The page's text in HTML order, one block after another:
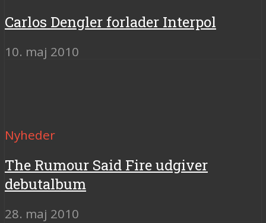
Carlos Dengler forlader Interpol
10. maj 2010
Nyheder
The Rumour Said Fire udgiver
debutalbum
28. maj 2010